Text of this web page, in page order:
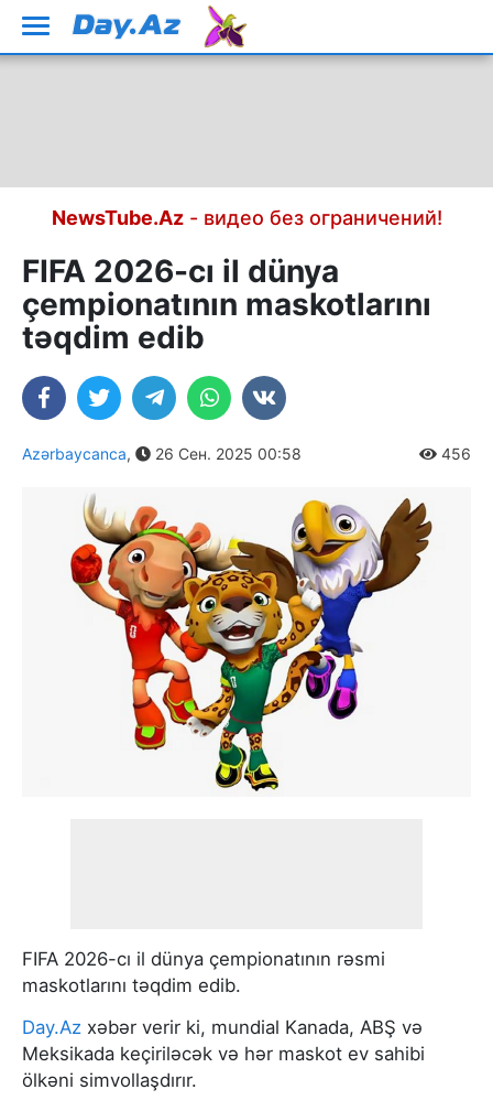
NewsTube.Az- видео без ограничений!
FIFA 2026-cı il dünya
çempionatının maskotlarını
təqdim edib
Azərbaycanca, 26 Сен. 2025 00:58 456
FIFA 2026-cı il dünya çempionatının rəsmi
maskotlarını təqdim edib.
Day.Az xəbər verir ki, mundial Kanada, ABŞ və
Meksikada keçiriləcək və hər maskot ev sahibi
ölkəni simvollaşdırır.